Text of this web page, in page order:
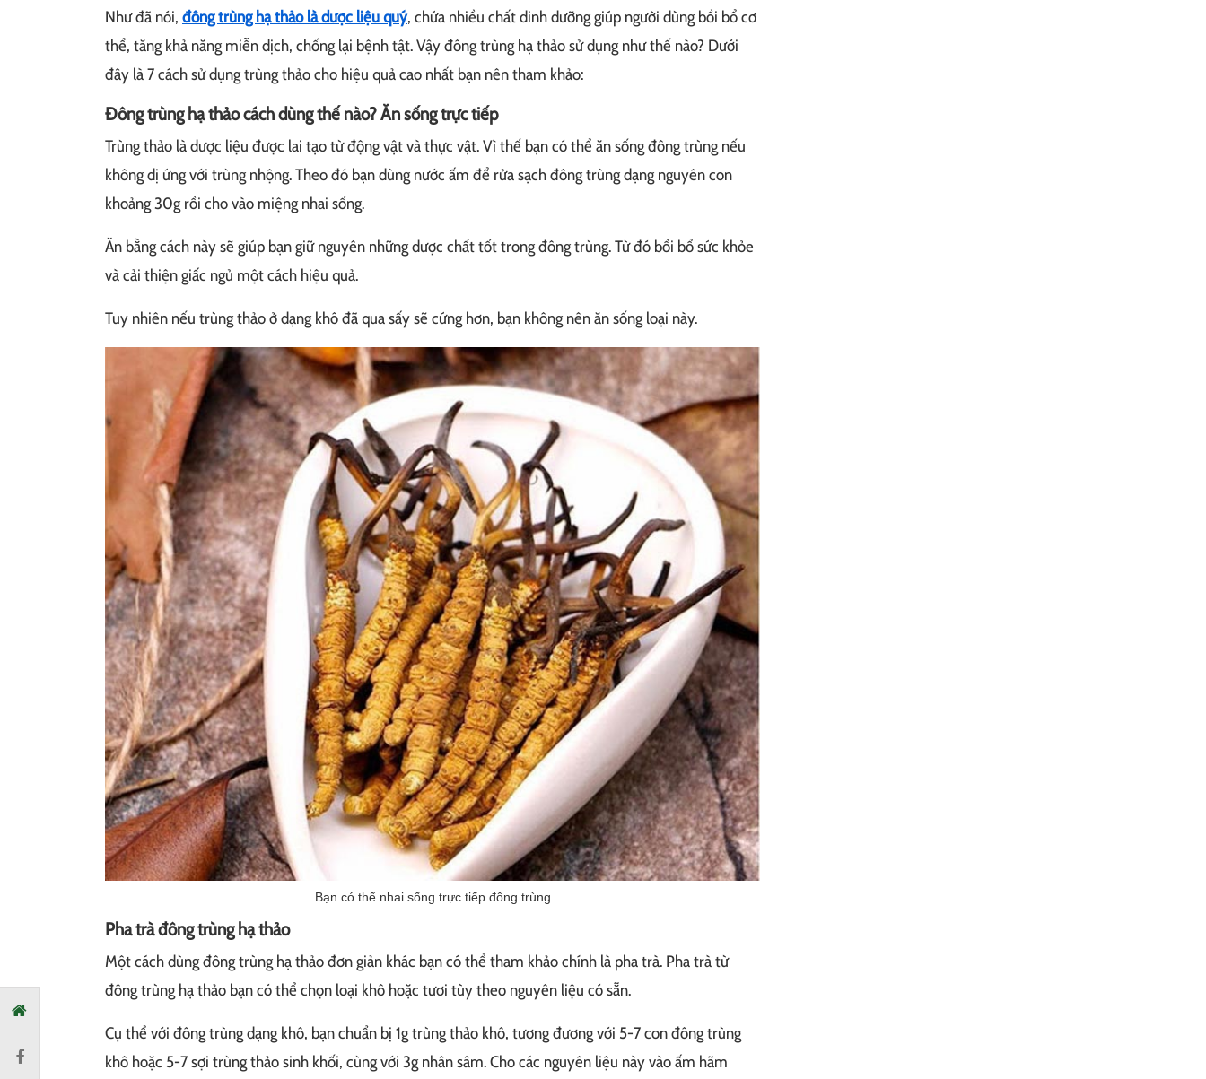
Như đã nói, đông trùng hạ thảo là dược liệu quý, chứa nhiều chất dinh dưỡng giúp người dùng bồi bổ cơ
thể, tăng khả năng miễn dịch, chống lại bệnh tật. Vậy đông trùng hạ thảo sử dụng như thế nào? Dưới
đây là 7 cách sử dụng trùng thảo cho hiệu quả cao nhất bạn nên tham khảo:
Đông trùng hạ thảo cách dùng thế nào? Ăn sống trực tiếp
Trùng thảo là dược liệu được lai tạo từ động vật và thực vật. Vì thế bạn có thể ăn sống đông trùng nếu
không dị ứng với trùng nhộng. Theo đó bạn dùng nước ấm để rửa sạch đông trùng dạng nguyên con
khoảng 30g rồi cho vào miệng nhai sống.
Ăn bằng cách này sẽ giúp bạn giữ nguyên những dược chất tốt trong đông trùng. Từ đó bồi bổ sức khỏe
và cải thiện giấc ngủ một cách hiệu quả.
Tuy nhiên nếu trùng thảo ở dạng khô đã qua sấy sẽ cứng hơn, bạn không nên ăn sống loại này.
Bạn có thể nhai sống trực tiếp đông trùng
Pha trà đông trùng hạ thảo
Một cách dùng đông trùng hạ thảo đơn giản khác bạn có thể tham khảo chính là pha trà. Pha trà từ
đông trùng hạ thảo bạn có thể chọn loại khô hoặc tươi tùy theo nguyên liệu có sẵn.
Cụ thể với đông trùng dạng khô, bạn chuẩn bị 1g trùng thảo khô, tương đương với 5-7 con đông trùng
khô hoặc 5-7 sợi trùng thảo sinh khối, cùng với 3g nhân sâm. Cho các nguyên liệu này vào ấm hãm